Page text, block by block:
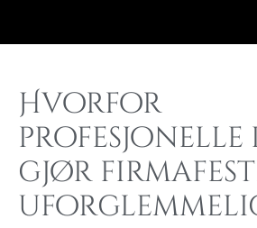
Hvorfor
profesjonelle
gjør